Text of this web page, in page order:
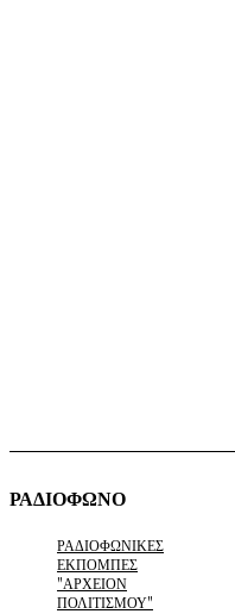
ΡΑΔΙΟΦΩΝΟ
ΡΑΔΙΟΦΩΝΙΚΕΣ
ΕΚΠΟΜΠΕΣ
"ΑΡΧΕΙΟΝ
ΠΟΛΙΤΙΣΜΟΥ"